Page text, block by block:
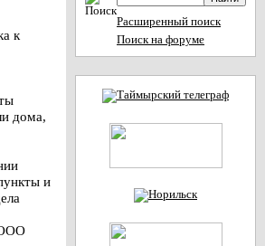
к
дома,
и
ООО
Расширенный поиск
Поиск на форуме